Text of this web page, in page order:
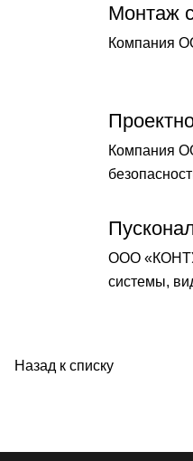
Монтаж
Компания
Компания
ООО
системы,
Назад к списку